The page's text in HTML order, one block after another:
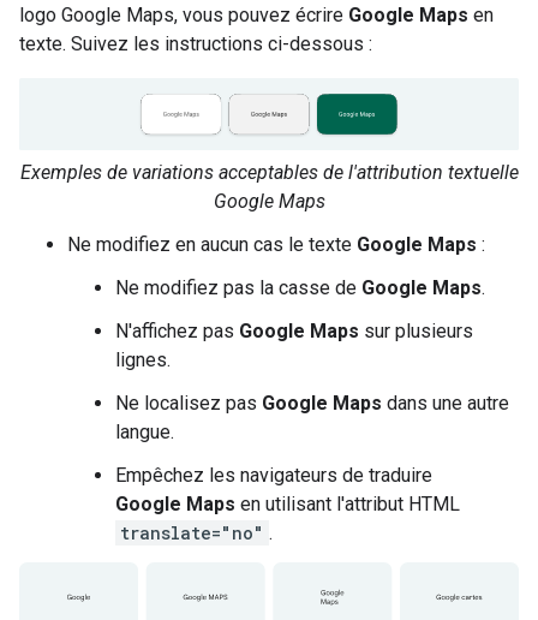
logo Google Maps, vous pouvez écrire Google Maps en
texte. Suivez les instructions ci-dessous :
Exemples de variations acceptables de l'attribution textuelle
Google Maps
Ne modifiez en aucun cas le texte Google Maps :
Ne modifiez pas la casse de Google Maps.
N'affichez pas Google Maps sur plusieurs
lignes.
Ne localisez pas Google Maps dans une autre
langue.
Empêchez les navigateurs de traduire
Google Maps en utilisant l'attribut HTML
translate="no" .